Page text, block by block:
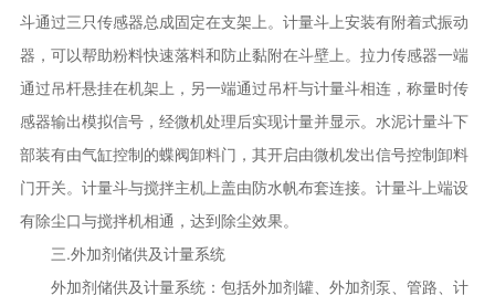
斗通过三只传感器总成固定在支架上。计量斗上安装有附着式振动
器，可以帮助粉料快速落料和防止黏附在斗壁上。拉力传感器一端
通过吊杆悬挂在机架上，另一端通过吊杆与计量斗相连，称量时传
感器输出模拟信号，经微机处理后实现计量并显示。水泥计量斗下
部装有由气缸控制的蝶阀卸料门，其开启由微机发出信号控制卸料
门开关。计量斗与搅拌主机上盖由防水帆布套连接。计量斗上端设
有除尘口与搅拌机相通，达到除尘效果。
三.外加剂储供及计量系统
外加剂储供及计量系统：包括外加剂罐、外加剂泵、管路、计